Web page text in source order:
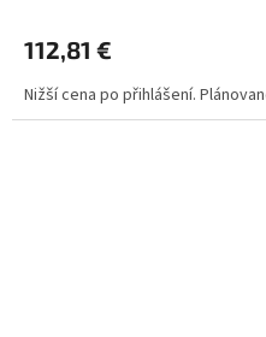
112,81 €
Nižší cena po přihlášení.